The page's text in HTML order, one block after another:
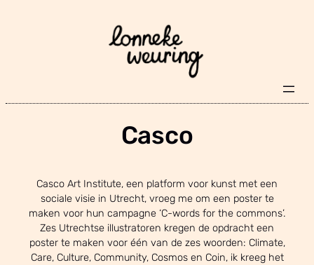
Casco
Casco Art Institute, een platform voor kunst met een
sociale visie in Utrecht, vroeg me om een poster te
maken voor hun campagne ‘C-words for the commons’.
Zes Utrechtse illustratoren kregen de opdracht een
poster te maken voor één van de zes woorden: Climate,
Care, Culture, Community, Cosmos en Coin, ik kreeg het